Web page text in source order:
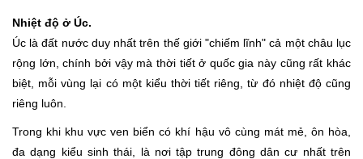
Nhiệt độ ở Úc.
Úc là đất nước duy nhất trên thế giới "chiếm lĩnh" cả một châu lục
rộng lớn, chính bởi vậy mà thời tiết ở quốc gia này cũng rất khác
biệt, mỗi vùng lại có một kiểu thời tiết riêng, từ đó nhiệt độ cũng
riêng luôn.
Trong khi khu vực ven biển có khí hậu vô cùng mát mẻ, ôn hòa,
đa dạng kiểu sinh thái, là nơi tập trung đông dân cư nhất trên